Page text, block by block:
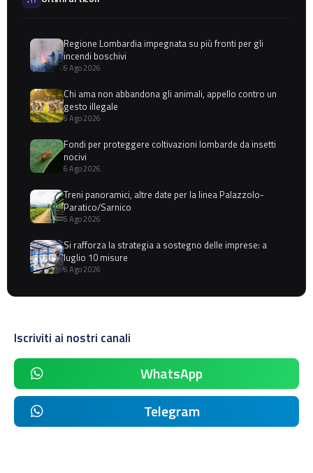
Regione Lombardia impegnata su più fronti per gli
incendi boschivi
6 Ago 2026
Chi ama non abbandona gli animali, appello contro un
gesto illegale
6 Ago 2026
Fondi per proteggere coltivazioni lombarde da insetti
nocivi
6 Ago 2026
Treni panoramici, altre date per la linea Palazzolo-
Paratico/Sarnico
6 Ago 2026
Si rafforza la strategia a sostegno delle imprese: a
luglio 10 misure
6 Ago 2026
Iscriviti ai nostri canali
WhatsApp
Telegram